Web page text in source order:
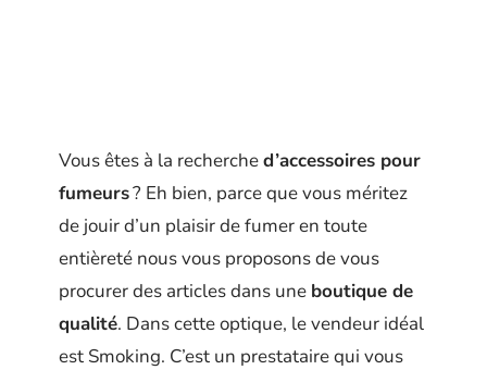
Vous êtes à la recherched’accessoires pour
fumeurs? Eh bien, parce que vous méritez
de jouir d’un plaisir de fumer en toute
entièreté nous vous proposons de vous
procurer des articles dans une boutique de
qualité. Dans cette optique, le vendeur idéal
est Smoking. C’est un prestataire qui vous